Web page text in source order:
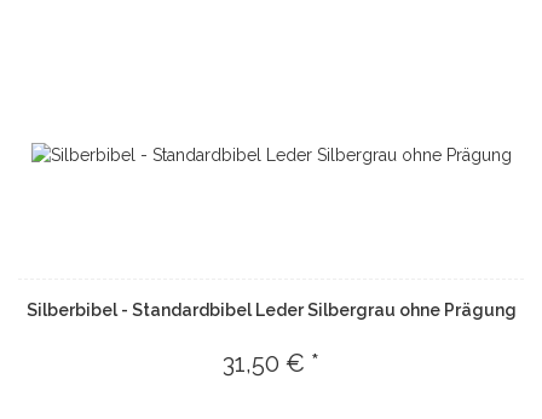
Silberbibel - Standardbibel Leder Silbergrau ohne Prägung
31,50 € *